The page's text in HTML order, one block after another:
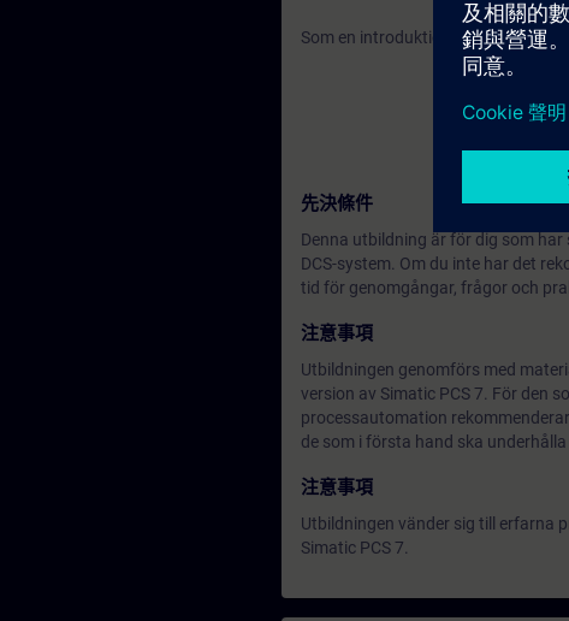
Som en introduktion till den
先決條件
Denna utbildning är för dig som
DCS-system. Om du inte har det
tid för genomgångar, frågor och
注意事項
Utbildningen genomförs med
version av Simatic PCS 7. För den
processautomation
de som i första hand ska
注意事項
Utbildningen vänder sig till erfarna
Simatic PCS 7.